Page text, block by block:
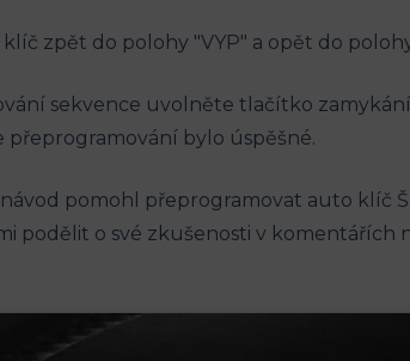
zpět do polohy "VYP" a opět do
sekvence uvolněte tlačítko
přeprogramování bylo úspěšné.
pomohl přeprogramovat auto klíč
podělit o své zkušenosti v